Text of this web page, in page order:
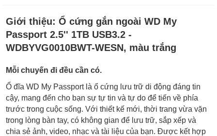
Giới thiệu: Ổ cứng gắn ngoài WD My
Passport 2.5'' 1TB USB3.2 -
WDBYVG0010BWT-WESN, màu trắng
Mỗi chuyến đi đều cần có.
Ổ đĩa WD My Passport là ổ cứng lưu trữ di động đáng tin
cậy, mang đến cho bạn sự tự tin và tự do để tiến về phía
trước trong cuộc sống. Với thiết kế mới, thời trang vừa vặn
trong lòng bàn tay, có không gian để lưu trữ, sắp xếp và
chia sẻ ảnh, video, nhạc và tài liệu của bạn. Được kết hợp